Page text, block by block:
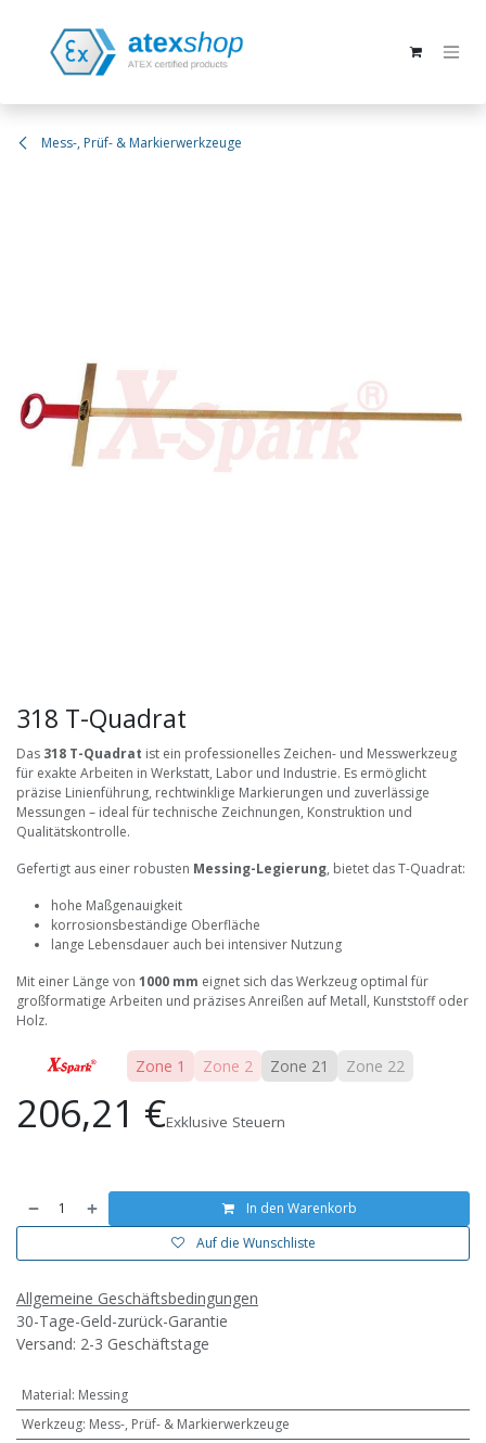
Mess-, Prüf- & Markierwerkzeuge
318 T-Quadrat
Das 318 T-Quadrat ist ein professionelles Zeichen- und Messwerkzeug
für exakte Arbeiten in Werkstatt, Labor und Industrie. Es ermöglicht
präzise Linienführung, rechtwinklige Markierungen und zuverlässige
Messungen – ideal für technische Zeichnungen, Konstruktion und
Qualitätskontrolle.
Gefertigt aus einer robusten Messing-Legierung, bietet das T-Quadrat:
hohe Maßgenauigkeit
korrosionsbeständige Oberfläche
lange Lebensdauer auch bei intensiver Nutzung
Mit einer Länge von 1000 mm eignet sich das Werkzeug optimal für
großformatige Arbeiten und präzises Anreißen auf Metall, Kunststoff oder
Holz.
Zone 1 Zone 2 Zone 21 Zone 22
206,21 €Exklusive Steuern
In den Warenkorb
Auf die Wunschliste
Allgemeine Geschäftsbedingungen
30-Tage-Geld-zurück-Garantie
Versand: 2-3 Geschäftstage
Material: Messing
Werkzeug: Mess-, Prüf- & Markierwerkzeuge